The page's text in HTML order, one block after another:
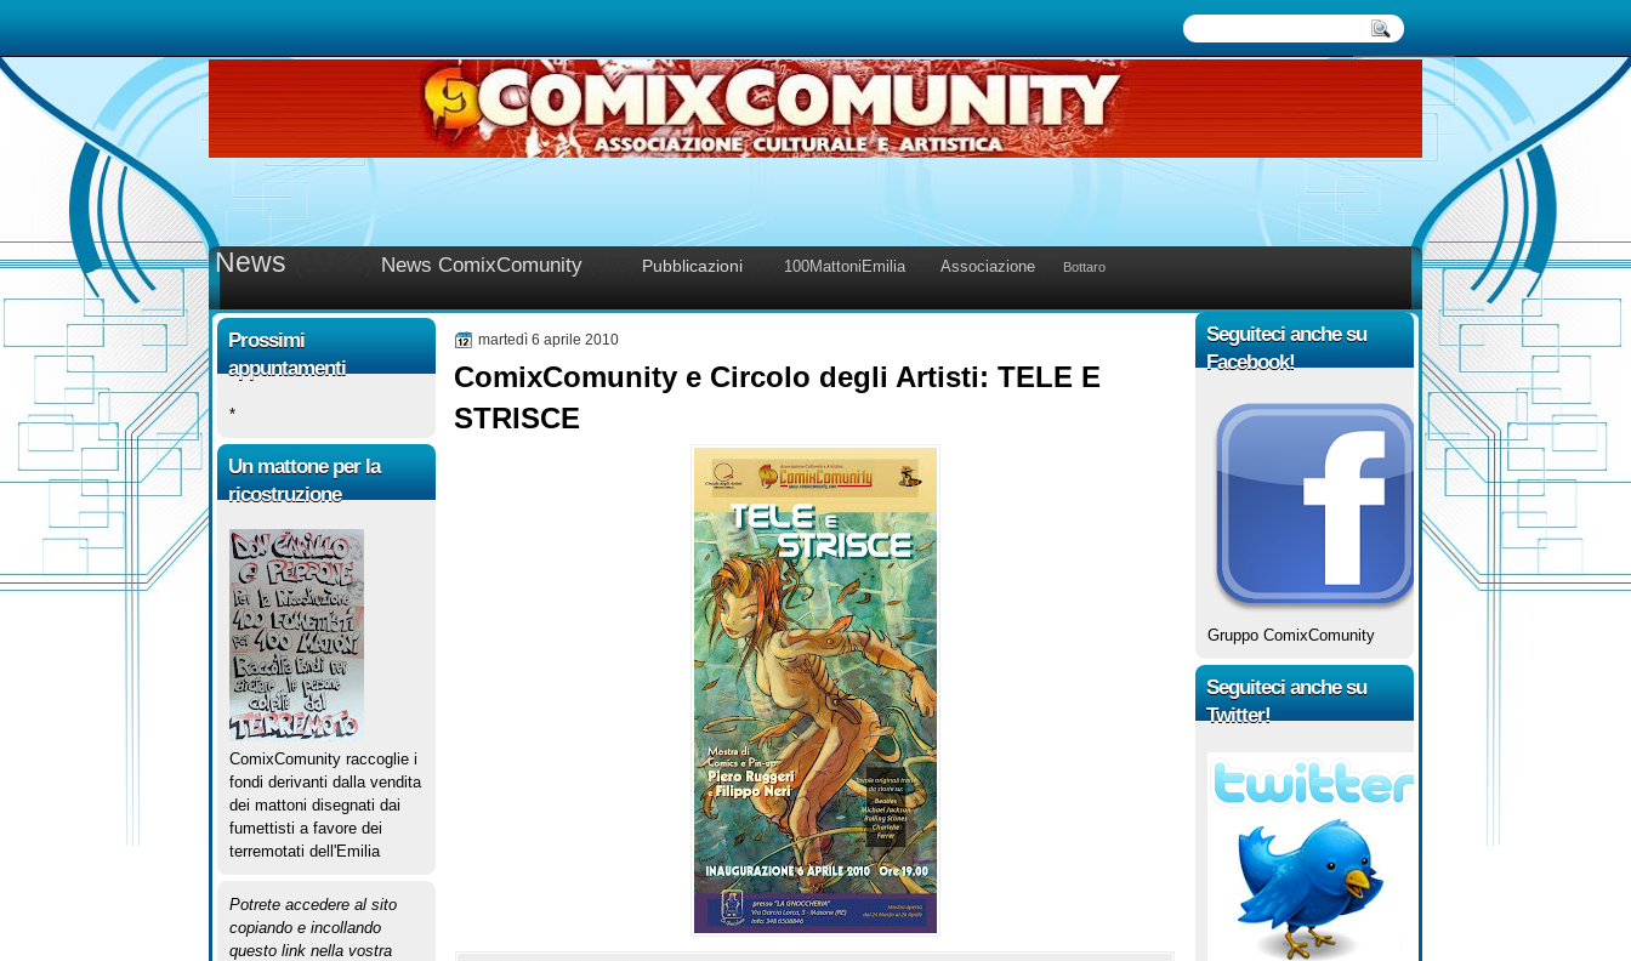
News News ComixComunity Pubblicazioni 100MattoniEmilia Associazione Bottaro
Prossimi
appuntamenti
*
Un mattone per la
ricostruzione
ComixComunity raccoglie i
fondi derivanti dalla vendita
dei mattoni disegnati dai
fumettisti a favore dei
terremotati dell'Emilia
Potrete accedere al sito
copiando e incollando
questo link nella vostra
martedì 6 aprile 2010
ComixComunity e Circolo degli Artisti: TELE E
STRISCE
Seguiteci anche su
Facebook!
Gruppo ComixComunity
Seguiteci anche su
Twitter!